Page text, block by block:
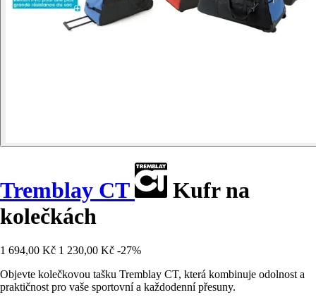
Tremblay CT
Kufr na
kolečkách
1 694,00 Kč 1 230,00 Kč -27%
Objevte kolečkovou tašku Tremblay CT, která kombinuje odolnost a
praktičnost pro vaše sportovní a každodenní přesuny.